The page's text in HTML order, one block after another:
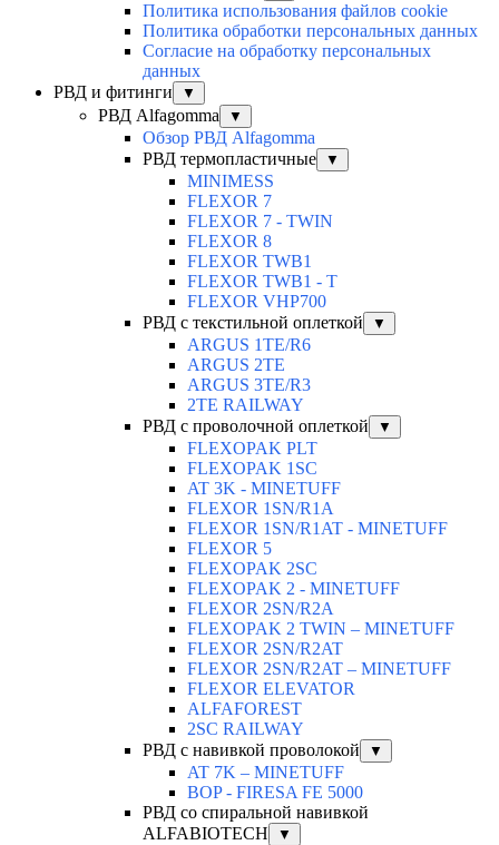
Политика использования файлов cookie
Политика обработки персональных данных
Согласие на обработку персональных
данных
РВД и фитинги
▼
РВД Alfagomma ▼
Обзор РВД Alfagomma
РВД термопластичные
▼
MINIMESS
FLEXOR 7
FLEXOR 7 - TWIN
FLEXOR 8
FLEXOR TWB1
FLEXOR TWB1 - T
FLEXOR VHP700
РВД с текстильной оплеткой
▼
ARGUS 1TE/R6
ARGUS 2TЕ
ARGUS 3TE/R3
2TE RAILWAY
РВД с проволочной оплеткой
▼
FLEXOPAK PLT
FLEXOPAK 1SС
AT 3K - MINETUFF
FLEXOR 1SN/R1A
FLEXOR 1SN/R1AT - MINETUFF
FLEXOR 5
FLEXOPAK 2SС
FLEXOPAK 2 - MINETUFF
FLEXOR 2SN/R2A
FLEXOPAK 2 TWIN – MINETUFF
FLEXOR 2SN/R2AT
FLEXOR 2SN/R2AT – MINETUFF
FLEXOR ELEVATOR
ALFAFOREST
2SC RAILWAY
РВД с навивкой проволокой
▼
AT 7K – MINETUFF
BOP - FIRESA FE 5000
РВД со спиральной навивкой
ALFABIOTECH
▼